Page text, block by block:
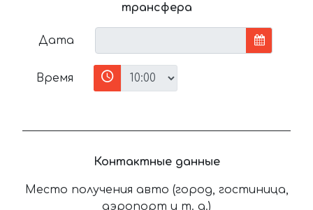
трансфера
Дата
Время
Контактные данные
Место получения авто (город, гостиница,
аэропорт и т. д.)